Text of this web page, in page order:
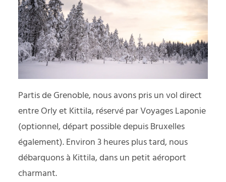
Partis de Grenoble, nous avons pris un vol direct
entre Orly et Kittila, réservé par Voyages Laponie
(optionnel, départ possible depuis Bruxelles
également). Environ 3 heures plus tard, nous
débarquons à Kittila, dans un petit aéroport
charmant.